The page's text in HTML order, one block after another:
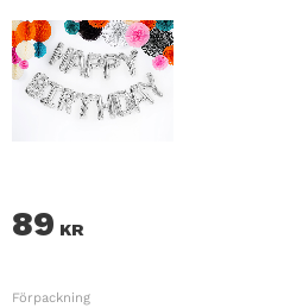
89 KR
Förpackning